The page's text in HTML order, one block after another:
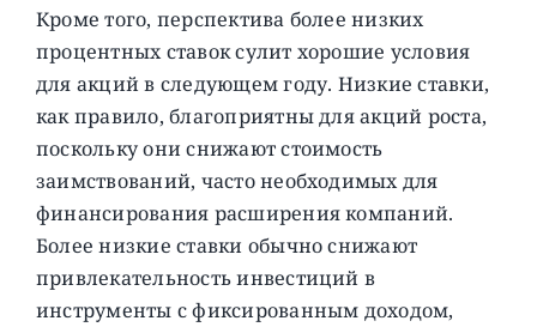
Кроме того, перспектива более низких
процентных ставок сулит хорошие условия
для акций в следующем году. Низкие ставки,
как правило, благоприятны для акций роста,
поскольку они снижают стоимость
заимствований, часто необходимых для
финансирования расширения компаний.
Более низкие ставки обычно снижают
привлекательность инвестиций в
инструменты с фиксированным доходом,